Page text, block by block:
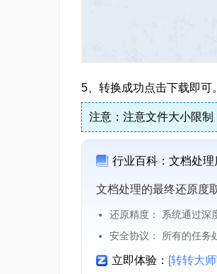
5、转换成功点击下载即可。
注意：注意文件大小限制
行业百科：文档处理
文档处理的最终还原度
还原精度： 系统通过深
安全协议： 所有的任务
立即体验： [转转大